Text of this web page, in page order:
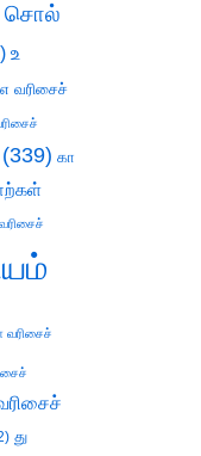
உ
எ வரிசைச்
(339) கா
வரிசைச்
து